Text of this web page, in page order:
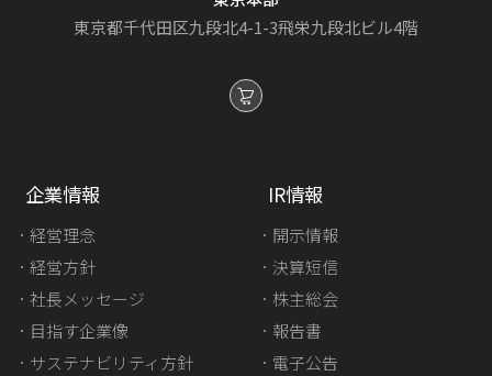
東京都千代田区九段北4-1-3飛栄九段北ビル4階
企業情報
経営理念
経営方針
社長メッセージ
目指す企業像
サステナビリティ方針
IR情報
開示情報
決算短信
株主総会
報告書
電子公告